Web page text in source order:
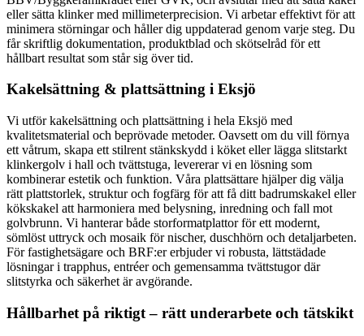
eller sätta klinker med millimeterprecision. Vi arbetar effektivt för att
minimera störningar och håller dig uppdaterad genom varje steg. Du
får skriftlig dokumentation, produktblad och skötselråd för ett
hållbart resultat som står sig över tid.
Kakelsättning & plattsättning i Eksjö
Vi utför kakelsättning och plattsättning i hela Eksjö med
kvalitetsmaterial och beprövade metoder. Oavsett om du vill förnya
ett våtrum, skapa ett stilrent stänkskydd i köket eller lägga slitstarkt
klinkergolv i hall och tvättstuga, levererar vi en lösning som
kombinerar estetik och funktion. Våra plattsättare hjälper dig välja
rätt plattstorlek, struktur och fogfärg för att få ditt badrumskakel eller
kökskakel att harmoniera med belysning, inredning och fall mot
golvbrunn. Vi hanterar både storformatplattor för ett modernt,
sömlöst uttryck och mosaik för nischer, duschhörn och detaljarbeten.
För fastighetsägare och BRF:er erbjuder vi robusta, lättstädade
lösningar i trapphus, entréer och gemensamma tvättstugor där
slitstyrka och säkerhet är avgörande.
Hållbarhet på riktigt – rätt underarbete och tätskikt